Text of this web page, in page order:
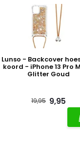
Lunso - Backcover
koord - iPhone 13 Pro
Glitter Goud
19,95 9,95